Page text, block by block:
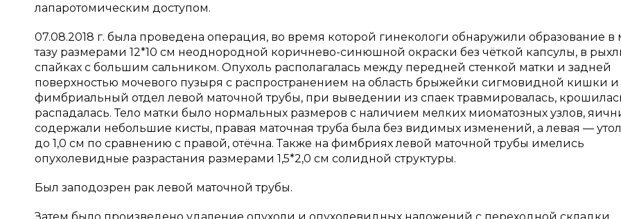
лапаротомическим доступом.
07.08.2018 г. была проведена операция, во время которой гинекологи обнаружили образование в
тазу размерами 12*10 см неоднородной коричнево-синюшной окраски без чёткой капсулы, в
спайках с большим сальником. Опухоль располагалась между передней стенкой матки и задней
поверхностью мочевого пузыря с распространением на область брыжейки сигмовидной кишки и
фимбриальный отдел левой маточной трубы, при выведении из спаек травмировалась,
распадалась. Тело матки было нормальных размеров с наличием мелких миоматозных узлов,
содержали небольшие кисты, правая маточная труба была без видимых изменений, а левая —
до 1,0 см по сравнению с правой, отёчна. Также на фимбриях левой маточной трубы имелись
опухолевидные разрастания размерами 1,5*2,0 см солидной структуры.
Был заподозрен рак левой маточной трубы.